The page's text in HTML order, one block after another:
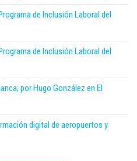
de Inclusión Laboral del
de Inclusión Laboral del
por Hugo González en El
digital de aeropuertos y